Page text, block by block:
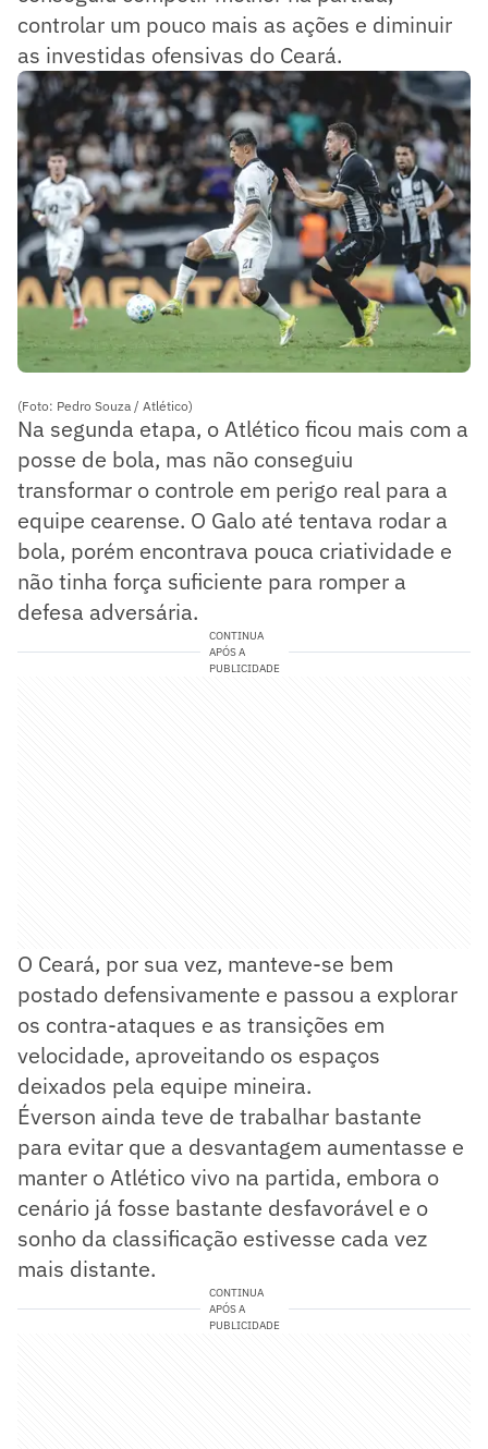
controlar um pouco mais as ações e diminuir
as investidas ofensivas do Ceará.
(Foto: Pedro Souza / Atlético)
Na segunda etapa, o Atlético ficou mais com a
posse de bola, mas não conseguiu
transformar o controle em perigo real para a
equipe cearense. O Galo até tentava rodar a
bola, porém encontrava pouca criatividade e
não tinha força suficiente para romper a
defesa adversária.
CONTINUA
APÓS A
PUBLICIDADE
O Ceará, por sua vez, manteve-se bem
postado defensivamente e passou a explorar
os contra-ataques e as transições em
velocidade, aproveitando os espaços
deixados pela equipe mineira.
Éverson ainda teve de trabalhar bastante
para evitar que a desvantagem aumentasse e
manter o Atlético vivo na partida, embora o
cenário já fosse bastante desfavorável e o
sonho da classificação estivesse cada vez
mais distante.
CONTINUA
APÓS A
PUBLICIDADE